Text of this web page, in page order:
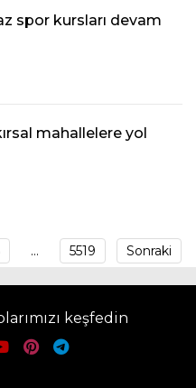
spor kursları devam
mahallelere yol
… 5519 Sonraki
keşfedin